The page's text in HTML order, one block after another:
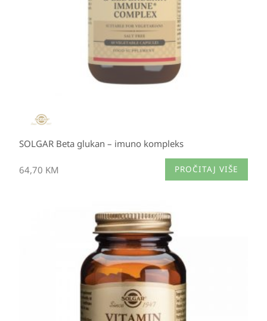
SOLGAR Beta glukan – imuno kompleks
64,70 KM PROČITAJ VIŠE